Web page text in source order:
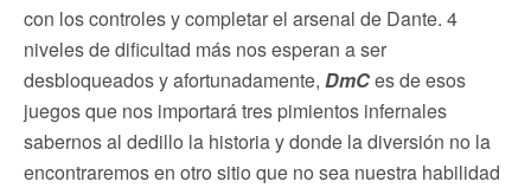
con los controles y completar el arsenal de Dante. 4
niveles de dificultad más nos esperan a ser
desbloqueados y afortunadamente, DmCes de esos
juegos que nos importará tres pimientos infernales
sabernos al dedillo la historia y donde la diversión no la
encontraremos en otro sitio que no sea nuestra habilidad